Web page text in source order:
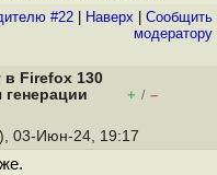
#22 Наверх
Cообщить
модератору
в Firefox 130
+ / –
03-Июн-24, 19:17